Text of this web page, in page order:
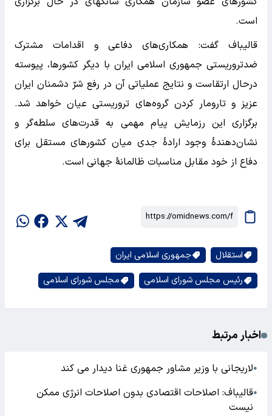
است.
قالیباف گفت: همکاری‌های دفاعی و اقدامات مشترک
ضدتروریستی جمهوری اسلامی ایران با دیگر کشورها، پیوسته
درحال ارتقاست و نتایج عملیاتی آن در رفع شرّ دشمنان ایران
عزیز و تارومار کردن گروه‌های تروریستی عیان خواهد شد.
برگزاری این رزمایش پیام مهمی به قدرت‌های سلطه‌گر و
نشان‌دهندهٔ وجود ارادهٔ جدی میان‌ کشورهای‌ مستقل برای‌
دفاع‌ از خود مقابل‌ مناسبات‌ ظالمانهٔ جهانی است.
استقلال
جمهوری اسلامی ایران
رئیس مجلس شورای اسلامی
مجلس شورای اسلامی
اخبار مرتبط
●لاریجانی با وزیر مشاور جمهوری غنا دیدار می کند
●قالیباف: اصلاحات اقتصادی بدون اصلاحات انرژی ممکن
نیست